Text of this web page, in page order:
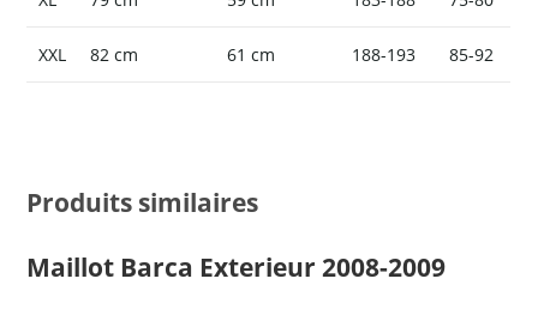
XXL 82 cm 61 cm 188-193 85-92
Produits similaires
Maillot Barca Exterieur 2008-2009